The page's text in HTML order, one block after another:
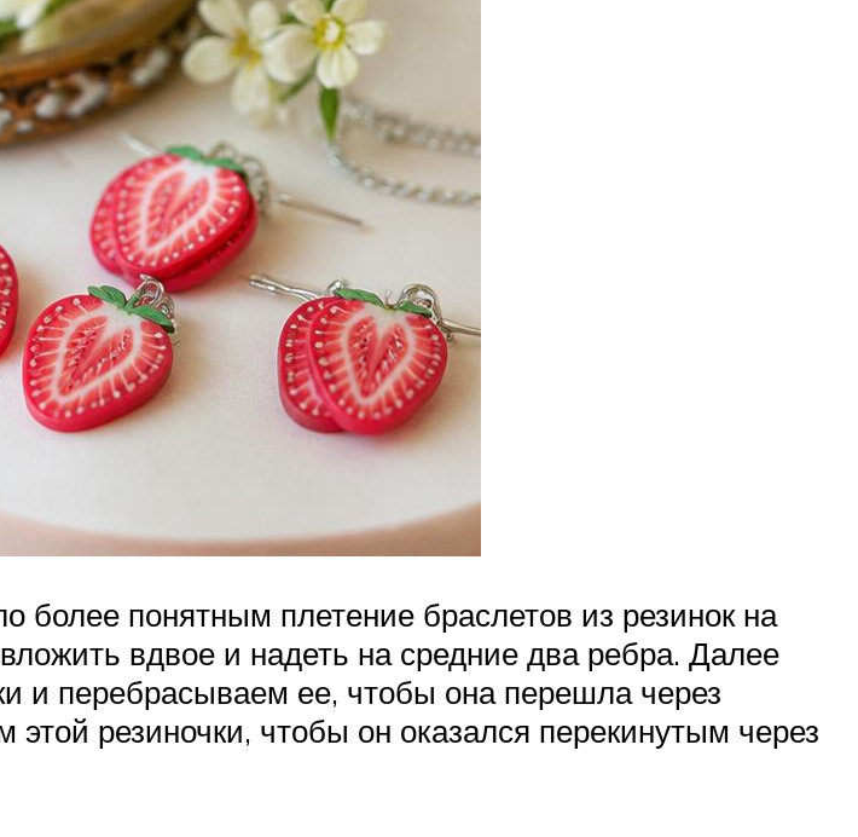
понятным плетение браслетов из резинок на
вдвое и надеть на средние два ребра. Далее
и перебрасываем ее, чтобы она перешла через
резиночки, чтобы он оказался перекинутым через